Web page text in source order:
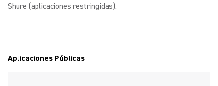
Shure (aplicaciones restringidas).
Aplicaciones Públicas